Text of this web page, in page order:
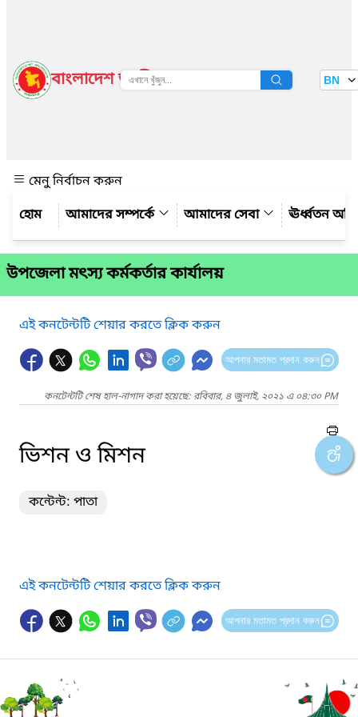
বাংলাদেশ জাতীয় তথ্য বাতায়ন BN
মেনু নির্বাচন করুন
আমাদের সম্পর্কে
আমাদের সেবা ঊর্ধ্বতন
উপজেলা মৎস্য কর্মকর্তার কার্যালয়
এই কনটেন্টটি শেয়ার করতে ক্লিক করুন
আপনার মতামত প্রদান করুন
কনটেন্টটি শেষ হাল-নাগাদ করা হয়েছে: রবিবার, ৪ জুলাই, ২০২১ এ ০৪:৩০ PM
ভিশন ও মিশন
কন্টেন্ট: পাতা
এই কনটেন্টটি শেয়ার করতে ক্লিক করুন
আপনার মতামত প্রদান করুন